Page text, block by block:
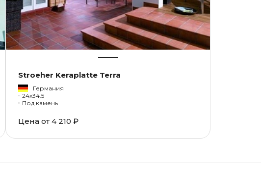
Stroeher Keraplatte Terra
Германия
24x34.5
Под камень
Цена от 4 210 ₽